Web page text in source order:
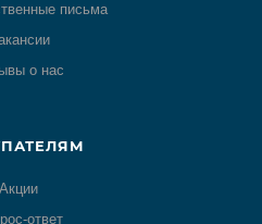
письма
о нас
Акции
ответ